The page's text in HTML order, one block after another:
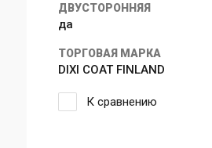
ДВУСТОРОННЯЯ
да
ТОРГОВАЯ МАРКА
DIXI COAT FINLAND
К сравнению